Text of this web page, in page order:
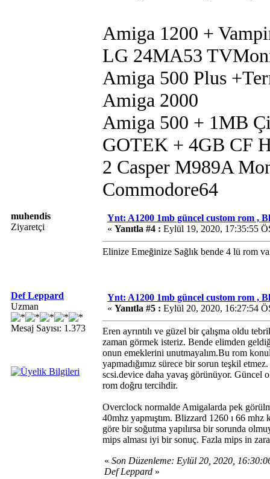
Amiga 1200 +
LG 24MA53
Amiga 500 Plus
Amiga 2000
Amiga 500 + 1MB
GOTEK + 4GB CF
2 Casper M989A
Commodore64
muhendis
Ziyaretçi
Ynt: A1200 1mb güncel custom rom ,
« Yanıtla #4 : Eylül 19, 2020, 17:35:55
Elinize Emeğinize Sağlık bende 4 lü rom
Def Leppard
Uzman
Mesaj Sayısı: 1.373
Ynt: A1200 1mb güncel custom rom ,
« Yanıtla #5 : Eylül 20, 2020, 16:27:54
Eren ayrıntılı ve güzel bir çalışma oldu
zaman görmek isteriz. Bende elimden
onun emeklerini unutmayalım.Bu rom
yapmadığımız sürece bir sorun teşkil
scsi.device daha yavaş görünüyor. Güncel
rom doğru tercihdir.
Overclock normalde Amigalarda pek
40mhz yapmıştım. Blizzard 1260 ı 66
göre bir soğutma yapılırsa bir sorunda
mips alması iyi bir sonuç. Fazla mips in
« Son Düzenleme: Eylül 20, 2020,
Def Leppard »